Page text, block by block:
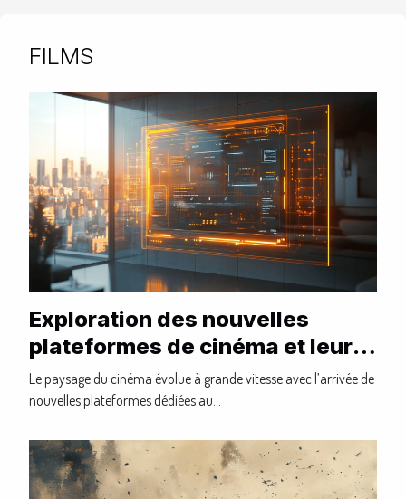
FILMS
Exploration des nouvelles
plateformes de cinéma et leurs
impacts sur les cinéphiles
Le paysage du cinéma évolue à grande vitesse avec l’arrivée de
nouvelles plateformes dédiées au...